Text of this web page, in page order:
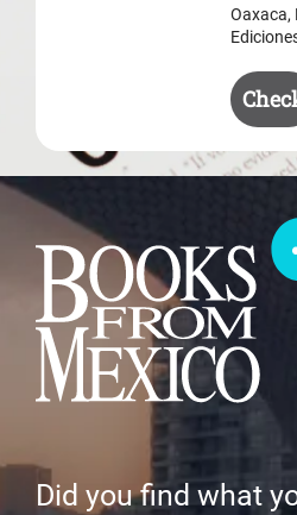
Oaxaca,
Did you find what